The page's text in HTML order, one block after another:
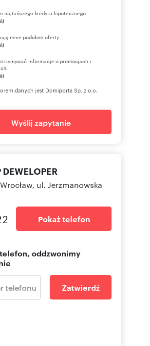
najtańszego kredytu hipotecznego
mnie podobne oferty
informacje o promocjach i
danych jest Domiporta Sp. z o.o.
Wyślij zapytanie
ul. Jerzmanowska
Pokaż telefon
oddzwonimy
Zatwierdź